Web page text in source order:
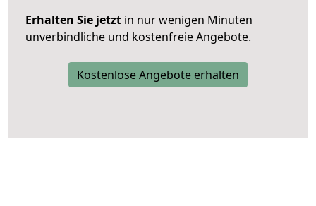
Erhalten Sie jetzt in nur wenigen Minuten
unverbindliche und kostenfreie Angebote.
Kostenlose Angebote erhalten